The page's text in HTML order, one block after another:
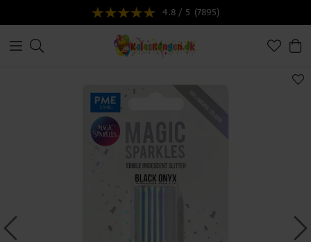
4.8 / 5 (7895)